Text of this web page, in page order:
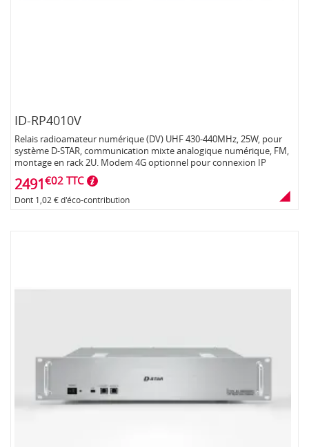
ID-RP4010V
Relais radioamateur numérique (DV) UHF 430-440MHz, 25W, pour
système D-STAR, communication mixte analogique numérique, FM,
montage en rack 2U. Modem 4G optionnel pour connexion IP
2491€02 TTC
Dont 1,02 € d'éco-contribution